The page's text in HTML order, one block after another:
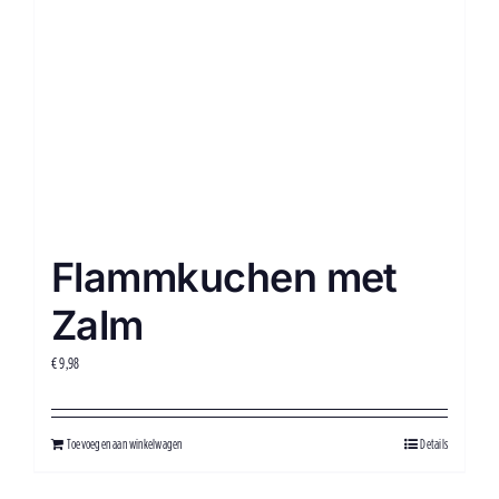
Flammkuchen met
Zalm
€9,98
Toevoegen aan winkelwagen Details